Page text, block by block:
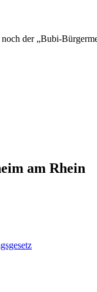
der „Bubi-
am Rhein